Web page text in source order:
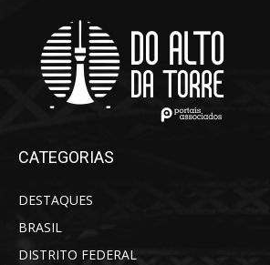
CATEGORIAS
DESTAQUES
BRASIL
DISTRITO FEDERAL